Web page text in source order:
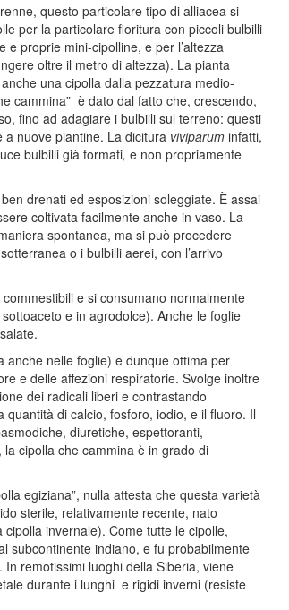
questo particolare tipo di alliacea si
per la particolare fioritura con piccoli bulbilli
e proprie mini-cipolline, e per l’altezza
oltre il metro di altezza). La pianta
una cipolla dalla pezzatura medio-
cammina” è dato dal fatto che, crescendo,
fino ad adagiare i bulbilli sul terreno: questi
nuove piantine. La dicitura viviparum infatti,
bulbilli già formati, e non propriamente
drenati ed esposizioni soleggiate. È assai
coltivata facilmente anche in vaso. La
spontanea, ma si può procedere
o i bulbilli aerei, con l’arrivo
e si consumano normalmente
e in agrodolce). Anche le foglie
anche nelle foglie) e dunque ottima per
e delle affezioni respiratorie. Svolge inoltre
dei radicali liberi e contrastando
quantità di calcio, fosforo, iodio, e il fluoro. Il
diuretiche, espettoranti,
cipolla che cammina è in grado di
egiziana”, nulla attesta che questa varietà
sterile, relativamente recente, nato
cipolla invernale). Come tutte le cipolle,
subcontinente indiano, e fu probabilmente
remotissimi luoghi della Siberia, viene
durante i lunghi e rigidi inverni (resiste